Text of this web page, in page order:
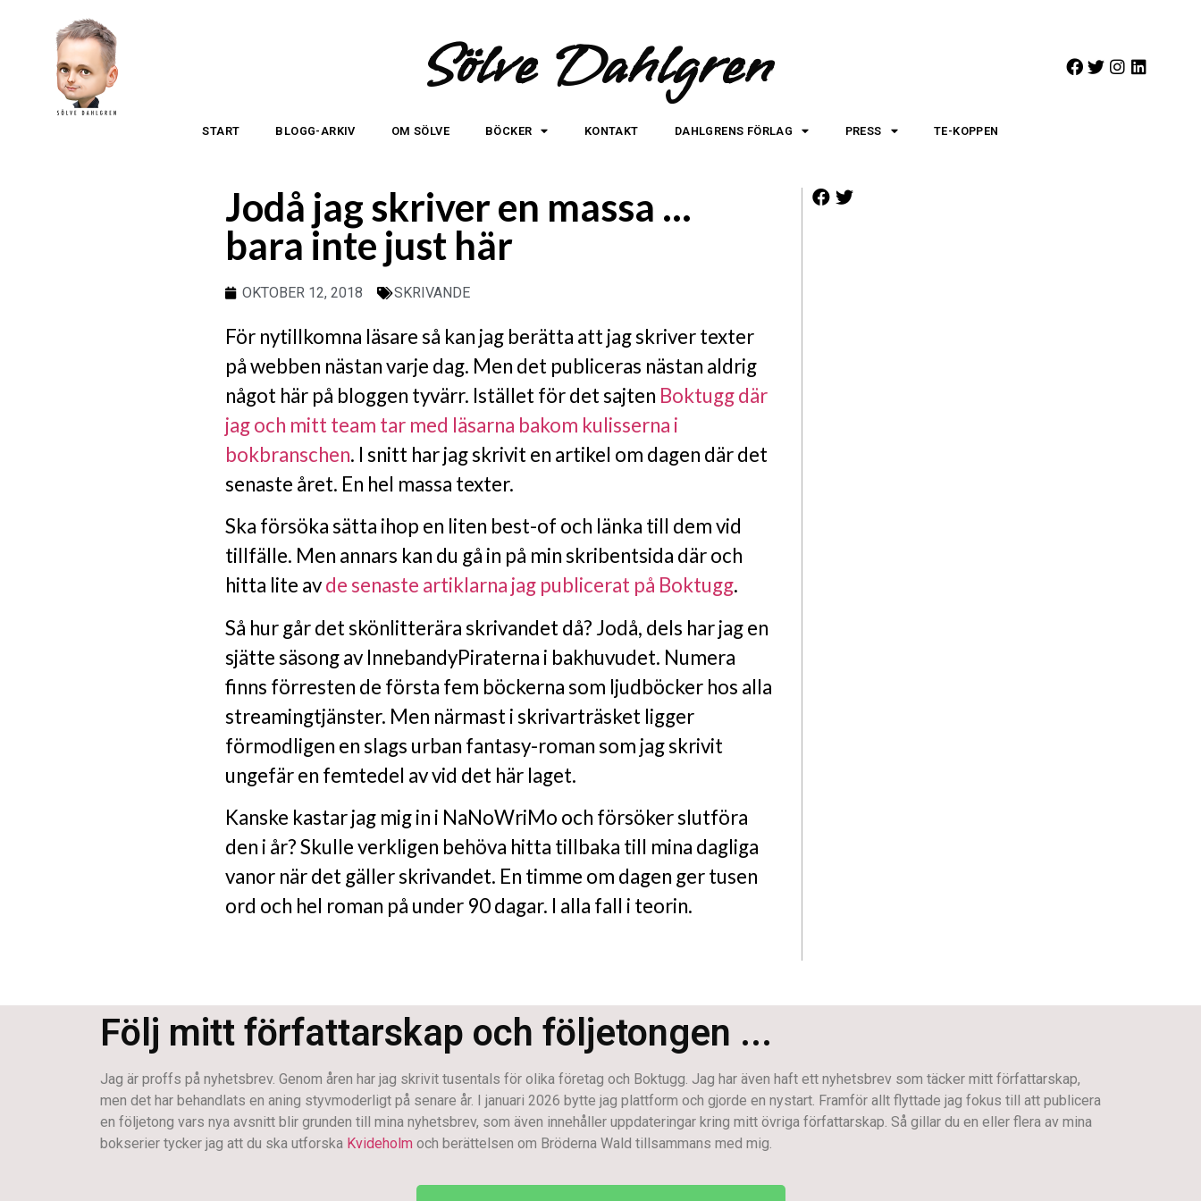
Sölve Dahlgren
START BLOGG-ARKIV OM SÖLVE BÖCKER KONTAKT DAHLGRENS FÖRLAG PRESS TE-KOPPEN
Jodå jag skriver en massa …
bara inte just här
OKTOBER 12, 2018 SKRIVANDE
För nytillkomna läsare så kan jag berätta att jag skriver texter
på webben nästan varje dag. Men det publiceras nästan aldrig
något här på bloggen tyvärr. Istället för det sajten Boktugg där
jag och mitt team tar med läsarna bakom kulisserna i
bokbranschen. I snitt har jag skrivit en artikel om dagen där det
senaste året. En hel massa texter.
Ska försöka sätta ihop en liten best-of och länka till dem vid
tillfälle. Men annars kan du gå in på min skribentsida där och
hitta lite avde senaste artiklarna jag publicerat på Boktugg.
Så hur går det skönlitterära skrivandet då? Jodå, dels har jag en
sjätte säsong av InnebandyPiraterna i bakhuvudet. Numera
finns förresten de första fem böckerna som ljudböcker hos alla
streamingtjänster. Men närmast i skrivarträsket ligger
förmodligen en slags urban fantasy-roman som jag skrivit
ungefär en femtedel av vid det här laget.
Kanske kastar jag mig in i NaNoWriMo och försöker slutföra
den i år? Skulle verkligen behöva hitta tillbaka till mina dagliga
vanor när det gäller skrivandet. En timme om dagen ger tusen
ord och hel roman på under 90 dagar. I alla fall i teorin.
Följ mitt författarskap och följetongen ...
Jag är proffs på nyhetsbrev. Genom åren har jag skrivit tusentals för olika företag och Boktugg. Jag har även haft ett nyhetsbrev som täcker mitt författarskap,
men det har behandlats en aning styvmoderligt på senare år. I januari 2026 bytte jag plattform och gjorde en nystart. Framför allt flyttade jag fokus till att publicera
en följetong vars nya avsnitt blir grunden till mina nyhetsbrev, som även innehåller uppdateringar kring mitt övriga författarskap. Så gillar du en eller flera av mina
bokserier tycker jag att du ska utforska Kvideholm och berättelsen om Bröderna Wald tillsammans med mig.